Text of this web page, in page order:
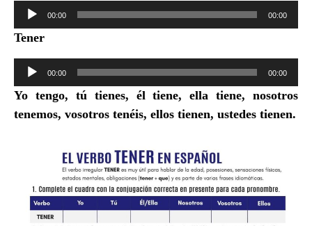
Reproductor
audio
00:00 00:00
Tener
Reproductor
audio
00:00 00:00
Yo tengo, tú tienes, él tiene, ella tiene, nosotros
tenemos, vosotros tenéis, ellos tienen, ustedes tienen.